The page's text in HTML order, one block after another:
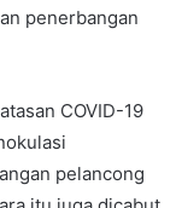
penerbangan
COVID-19
pelancong